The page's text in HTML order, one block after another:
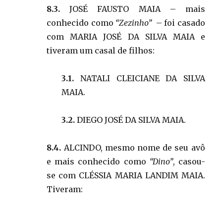
8.3. JOSÉ FAUSTO MAIA – mais
conhecido como “Zezinho”– foi casado
com MARIA JOSÉ DA SILVA MAIA e
tiveram um casal de filhos:
3.1. NATALI CLEICIANE DA SILVA
MAIA.
3.2. DIEGO JOSÉ DA SILVA MAIA.
8.4. ALCINDO, mesmo nome de seu avô
e mais conhecido como “Dino”, casou-
se com CLÉSSIA MARIA LANDIM MAIA.
Tiveram: